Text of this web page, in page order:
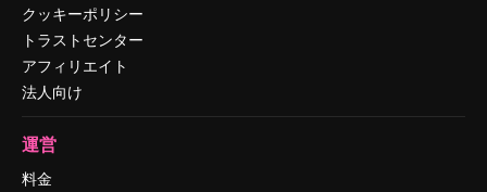
クッキーポリシー
トラストセンター
アフィリエイト
法人向け
運営
料金